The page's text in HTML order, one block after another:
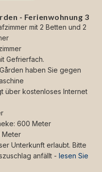
- Ferienwohnung 3
mit 2 Betten und 2
Gefrierfach.
haben Sie gegen
über kostenloses Internet
600 Meter
Meter
Unterkunft erlaubt. Bitte
anfällt - lesen Sie